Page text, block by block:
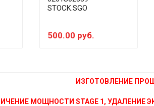
STOCK.SGO
500.00 руб.
ИЗГОТОВЛЕНИЕ
МОЩНОСТИ STAGE 1, УДАЛЕНИЕ